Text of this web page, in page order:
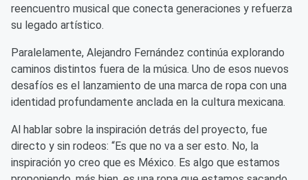
reencuentro musical que conecta generaciones y refuerza
su legado artístico.
Paralelamente, Alejandro Fernández continúa explorando
caminos distintos fuera de la música. Uno de esos nuevos
desafíos es el lanzamiento de una marca de ropa con una
identidad profundamente anclada en la cultura mexicana.
Al hablar sobre la inspiración detrás del proyecto, fue
directo y sin rodeos: “Es que no va a ser esto. No, la
inspiración yo creo que es México. Es algo que estamos